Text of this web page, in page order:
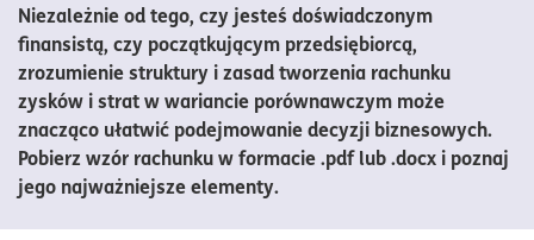
Niezależnie od tego, czy jesteś doświadczonym
finansistą, czy początkującym przedsiębiorcą,
zrozumienie struktury i zasad tworzenia rachunku
zysków i strat w wariancie porównawczym może
znacząco ułatwić podejmowanie decyzji biznesowych.
Pobierz wzór rachunku w formacie .pdf lub .docx i poznaj
jego najważniejsze elementy.